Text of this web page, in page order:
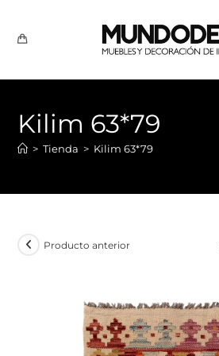
Kilim 63*79
> Tienda > Kilim 63*79
Producto anterior